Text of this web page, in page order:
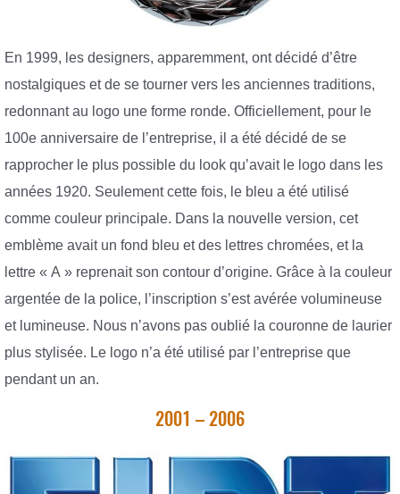
En 1999, les designers, apparemment, ont décidé d’être
nostalgiques et de se tourner vers les anciennes traditions,
redonnant au logo une forme ronde. Officiellement, pour le
100e anniversaire de l’entreprise, il a été décidé de se
rapprocher le plus possible du look qu’avait le logo dans les
années 1920. Seulement cette fois, le bleu a été utilisé
comme couleur principale. Dans la nouvelle version, cet
emblème avait un fond bleu et des lettres chromées, et la
lettre « A » reprenait son contour d’origine. Grâce à la couleur
argentée de la police, l’inscription s’est avérée volumineuse
et lumineuse. Nous n’avons pas oublié la couronne de laurier
plus stylisée. Le logo n’a été utilisé par l’entreprise que
pendant un an.
2001 – 2006